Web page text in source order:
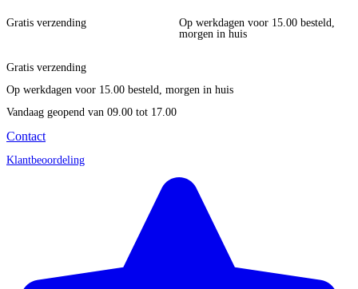
Gratis verzending
Op werkdagen voor 15.00 besteld,
morgen in huis
Gratis verzending
Op werkdagen voor 15.00 besteld, morgen in huis
Vandaag geopend van 09.00 tot 17.00
Contact
Klantbeoordeling